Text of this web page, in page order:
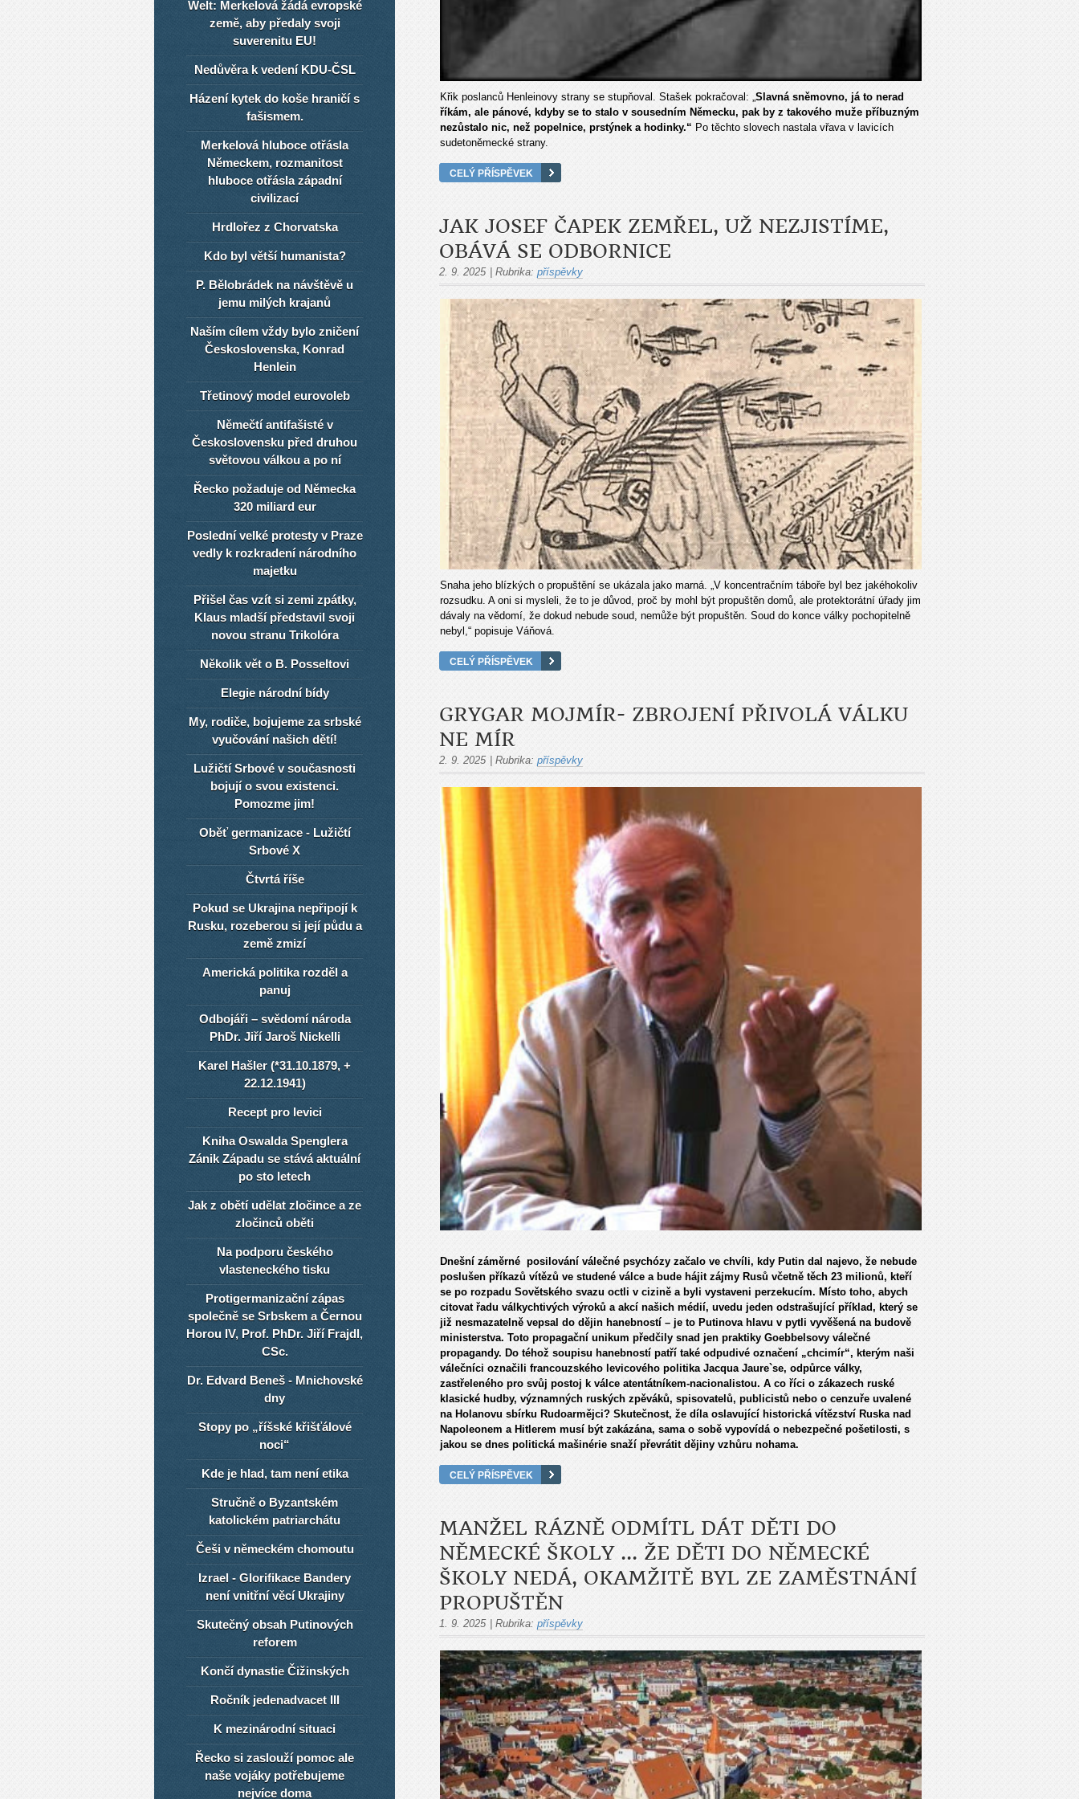
Křik poslanců Henleinovy strany se stupňoval. Stašek pokračoval: „Slavná sněmovno, já to nerad
říkám, ale pánové, kdyby se to stalo v sousedním Německu, pak by z takového muže příbuzným
nezůstalo nic, než popelnice, prstýnek a hodinky.“ Po těchto slovech nastala vřava v lavicích
sudetoněmecké strany.
CELÝ PŘÍSPĚVEK
JAK JOSEF ČAPEK ZEMŘEL, UŽ NEZJISTÍME,
OBÁVÁ SE ODBORNICE
2. 9. 2025 Rubrika: příspěvky
Snaha jeho blízkých o propuštění se ukázala jako marná. „V koncentračním táboře byl bez jakéhokoliv
rozsudku. A oni si mysleli, že to je důvod, proč by mohl být propuštěn domů, ale protektorátní úřady jim
dávaly na vědomí, že dokud nebude soud, nemůže být propuštěn. Soud do konce války pochopitelně
nebyl,“ popisuje Váňová.
CELÝ PŘÍSPĚVEK
GRYGAR MOJMÍR- ZBROJENÍ PŘIVOLÁ VÁLKU
NE MÍR
2. 9. 2025 Rubrika: příspěvky
Dnešní záměrné posilování válečné psychózy začalo ve chvíli, kdy Putin dal najevo, že nebude
poslušen příkazů vítězů ve studené válce a bude hájit zájmy Rusů včetně těch 23 milionů, kteří
se po rozpadu Sovětského svazu octli v cizině a byli vystaveni perzekucím. Místo toho, abych
citovat řadu válkychtivých výroků a akcí našich médií, uvedu jeden odstrašující příklad, který se
již nesmazatelně vepsal do dějin hanebností – je to Putinova hlavu v pytli vyvěšená na budově
ministerstva. Toto propagační unikum předčily snad jen praktiky Goebbelsovy válečné
propagandy. Do téhož soupisu hanebností patří také odpudivé označení „chcimír“, kterým naši
válečníci označili francouzského levicového politika Jacqua Jaure`se, odpůrce války,
zastřeleného pro svůj postoj k válce atentátníkem-nacionalistou. A co říci o zákazech ruské
klasické hudby, významných ruských zpěváků, spisovatelů, publicistů nebo o cenzuře uvalené
na Holanovu sbírku Rudoarmějci? Skutečnost, že díla oslavující historická vítězství Ruska nad
Napoleonem a Hitlerem musí být zakázána, sama o sobě vypovídá o nebezpečné pošetilosti, s
jakou se dnes politická mašinérie snaží převrátit dějiny vzhůru nohama.
CELÝ PŘÍSPĚVEK
MANŽEL RÁZNĚ ODMÍTL DÁT DĚTI DO
NĚMECKÉ ŠKOLY ... ŽE DĚTI DO NĚMECKÉ
ŠKOLY NEDÁ, OKAMŽITĚ BYL ZE ZAMĚSTNÁNÍ
PROPUŠTĚN
1. 9. 2025 | Rubrika: příspěvky
Welt: Merkelová žádá evropské
země, aby předaly svoji
suverenitu EU!
Nedůvěra k vedení KDU-ČSL
Házení kytek do koše hraničí s
fašismem.
Merkelová hluboce otřásla
Německem, rozmanitost
hluboce otřásla západní
civilizací
Hrdlořez z Chorvatska
Kdo byl větší humanista?
P. Bělobrádek na návštěvě u
jemu milých krajanů
Naším cílem vždy bylo zničení
Československa, Konrad
Henlein
Třetinový model eurovoleb
Němečtí antifašisté v
Československu před druhou
světovou válkou a po ní
Řecko požaduje od Německa
320 miliard eur
Poslední velké protesty v Praze
vedly k rozkradení národního
majetku
Přišel čas vzít si zemi zpátky,
Klaus mladší představil svoji
novou stranu Trikolóra
Několik vět o B. Posseltovi
Elegie národní bídy
My, rodiče, bojujeme za srbské
vyučování našich dětí!
Lužičtí Srbové v současnosti
bojují o svou existenci.
Pomozme jim!
Oběť germanizace - Lužičtí
Srbové X
Čtvrtá říše
Pokud se Ukrajina nepřipojí k
Rusku, rozeberou si její půdu a
země zmizí
Americká politika rozděl a
panuj
Odbojáři – svědomí národa
PhDr. Jiří Jaroš Nickelli
Karel Hašler (*31.10.1879, +
22.12.1941)
Recept pro levici
Kniha Oswalda Spenglera
Zánik Západu se stává aktuální
po sto letech
Jak z obětí udělat zločince a ze
zločinců oběti
Na podporu českého
vlasteneckého tisku
Protigermanizační zápas
společně se Srbskem a Černou
Horou IV, Prof. PhDr. Jiří Frajdl,
CSc.
Dr. Edvard Beneš - Mnichovské
dny
Stopy po „říšské křišťálové
noci“
Kde je hlad, tam není etika
Stručně o Byzantském
katolickém patriarchátu
Češi v německém chomoutu
Izrael - Glorifikace Bandery
není vnitřní věcí Ukrajiny
Skutečný obsah Putinových
reforem
Končí dynastie Čižinských
Ročník jedenadvacet III
K mezinárodní situaci
Řecko si zaslouží pomoc ale
naše vojáky potřebujeme
nejvíce doma